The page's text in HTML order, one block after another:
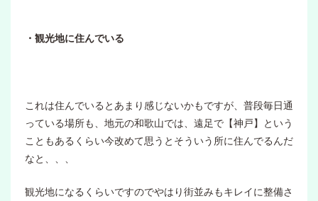
・観光地に住んでいる
これは住んでいるとあまり感じないかもですが、普段毎日通
っている場所も、地元の和歌山では、遠足で【神戸】という
こともあるくらい今改めて思うとそういう所に住んでるんだ
なと、、、
観光地になるくらいですのでやはり街並みもキレイに整備さ